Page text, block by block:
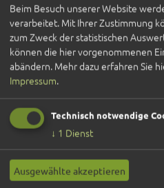
Entdecken
Gastronomie
Veranstaltungen
Beim Besuch unserer Website
verarbeitet. Mit Ihrer Zustimmung
zum Zweck der statistischen
können die hier vorgenommenen
abändern. Mehr dazu erfahren Sie
Impressum.
Technisch notwendige
↓ 1 Dienst
Ausgewählte akzeptieren